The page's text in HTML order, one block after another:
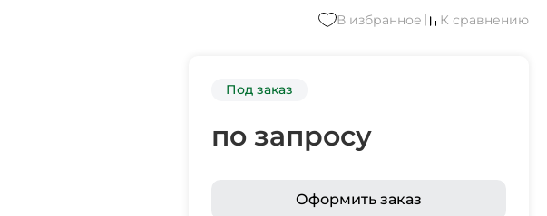
В избранное К сравнению
Под заказ
по запросу
Оформить заказ